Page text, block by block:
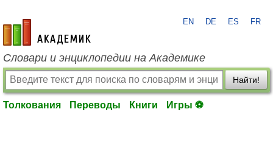
academic.ru
EN DE ES FR
Словари и энциклопедии на Академике
Найти!
Толкования Переводы Книги Игры ⚽